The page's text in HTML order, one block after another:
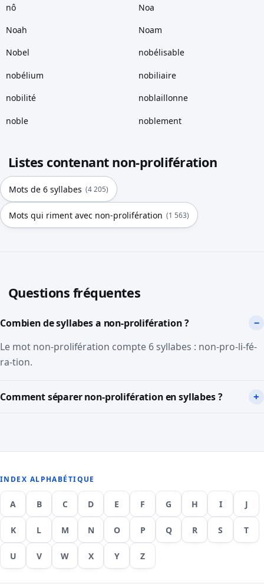
nô Noa
Noah Noam
Nobel nobélisable
nobélium nobiliaire
nobilité noblaillonne
noble noblement
Listes contenant non-prolifération
Mots de 6 syllabes (4 205)
Mots qui riment avec non-prolifération (1 563)
Questions fréquentes
Combien de syllabes a non-prolifération ?
Le mot non-prolifération compte 6 syllabes : non-pro-li-fé-
ra-tion.
Comment séparer non-prolifération en syllabes ?
INDEX ALPHABÉTIQUE
A B C D E F G H I J
K L M N O P Q R S T
U V W X Y Z